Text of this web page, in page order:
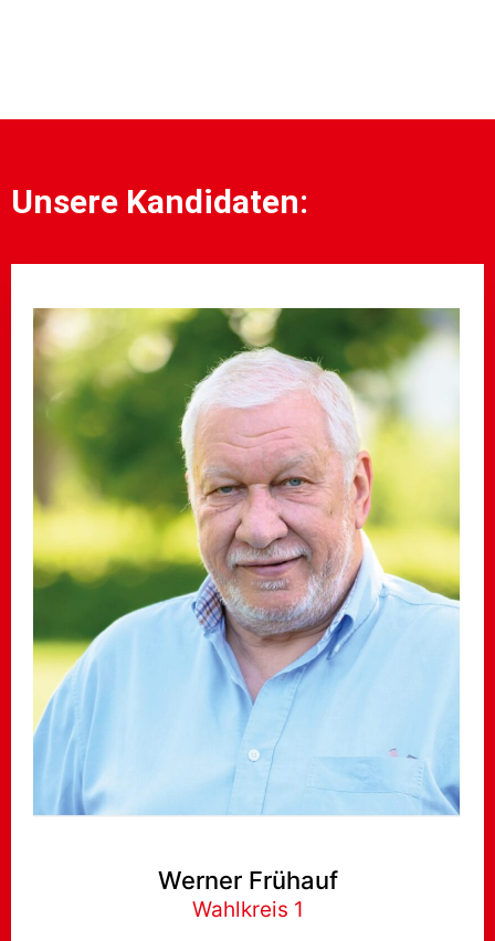
Unsere Kandidaten:
Werner Frühauf
Wahlkreis 1